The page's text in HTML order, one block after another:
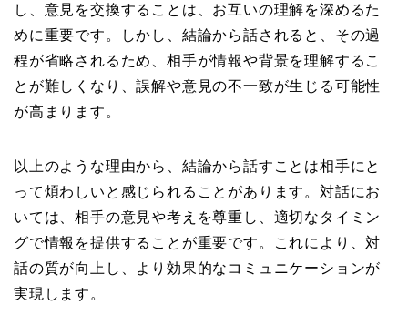
し、意見を交換することは、お互いの理解を深めるた
めに重要です。しかし、結論から話されると、その過
程が省略されるため、相手が情報や背景を理解するこ
とが難しくなり、誤解や意見の不一致が生じる可能性
が高まります。
以上のような理由から、結論から話すことは相手にと
って煩わしいと感じられることがあります。対話にお
いては、相手の意見や考えを尊重し、適切なタイミン
グで情報を提供することが重要です。これにより、対
話の質が向上し、より効果的なコミュニケーションが
実現します。